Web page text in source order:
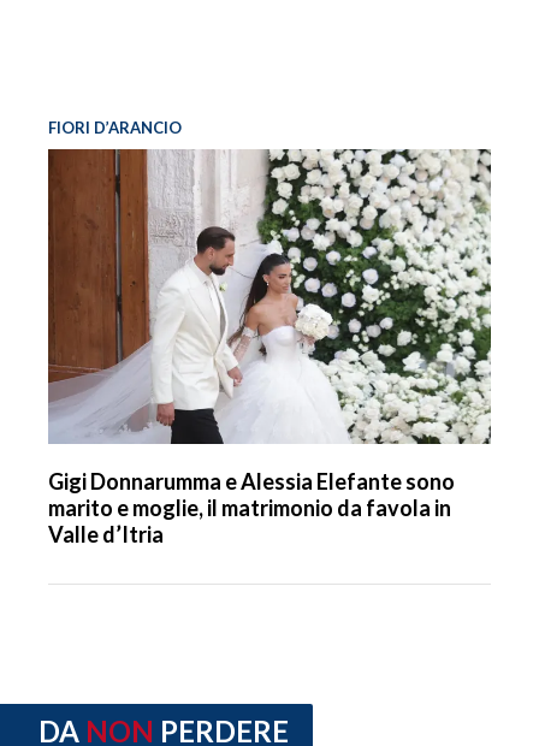
FIORI D’ARANCIO
Gigi Donnarumma e Alessia Elefante sono
marito e moglie, il matrimonio da favola in
Valle d’Itria
DA NON PERDERE